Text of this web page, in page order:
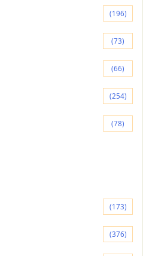
(196)
(73)
(66)
(254)
(78)
(173)
(376)